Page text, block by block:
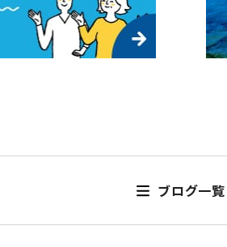
ブログ一覧